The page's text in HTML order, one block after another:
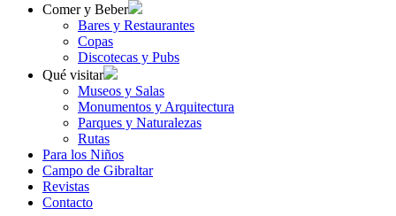
Comer y Beber
Bares y Restaurantes
Copas
Discotecas y Pubs
Qué visitar
Museos y Salas
Monumentos y Arquitectura
Parques y Naturalezas
Rutas
Para los Niños
Campo de Gibraltar
Revistas
Contacto